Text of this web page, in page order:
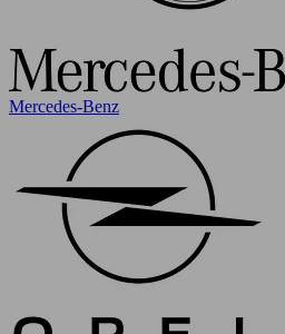
Mercedes-Benz